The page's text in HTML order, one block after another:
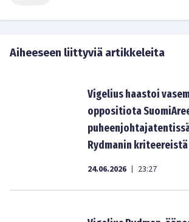
Aiheeseen liittyviä artikkeleita
Vigelius haastoi
oppositiota
Rydmanin
24.06.2026 | 23:27